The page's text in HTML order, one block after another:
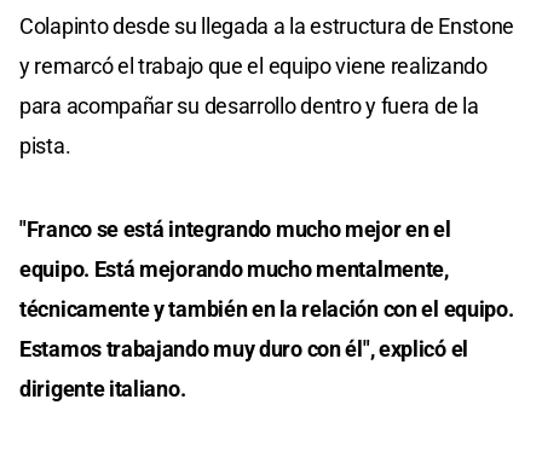
Colapinto desde su llegada a la estructura de Enstone
y remarcó el trabajo que el equipo viene realizando
para acompañar su desarrollo dentro y fuera de la
pista.
"Franco se está integrando mucho mejor en el
equipo. Está mejorando mucho mentalmente,
técnicamente y también en la relación con el equipo.
Estamos trabajando muy duro con él", explicó el
dirigente italiano.